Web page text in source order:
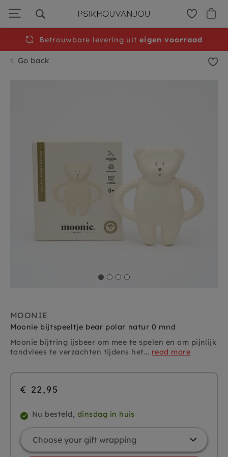
navigation
Go back
MOONIE
Moonie bijtspeeltje bear polar natur 0 mnd
Moonie bijtring ijsbeer om mee te spelen en om pijnlijk
tandvlees te verzachten tijdens het... read more
€ 22,95
Nu besteld, dinsdag in huis
Betrouwbare levering uiteigen voorraad
Free shipping from €50